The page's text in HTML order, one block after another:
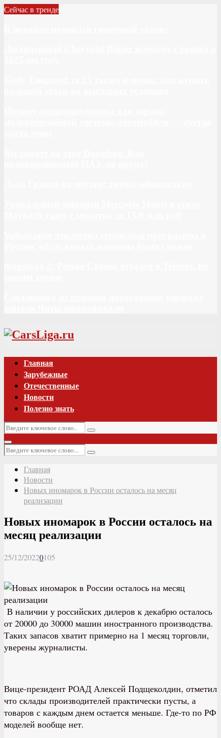
Сейчас в тренде
Vk
Главная
Зарубежные
Отечественные
Новости
Полезно знать
Искать:
Поиск
Основное
меню
Искать:
Поиск
Главная
Новости
Новых иномарок в России осталось на месяц
реализации
Новых иномарок в России осталось на
месяц реализации
25/12/20220105
В наличии у российских дилеров к декабрю осталось
от 20000 до 30000 машин иностранного производства.
Таких запасов хватит примерно на 1 месяц торговли,
уверены журналисты.
Вице-президент РОАД Алексей Подщеколдин, отметил
что склады производителей практически пусты, а
товаров с каждым днем остается меньше. Где-то по РФ
моделей вообще нет.